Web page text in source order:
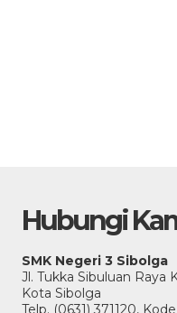
Hubungi
SMK Negeri 3 Sibolga
Jl. Tukka Sibuluan Raya
Kota Sibolga
Telp. (0631) 371120,